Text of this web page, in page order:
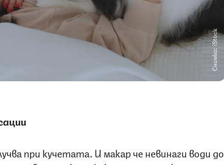
Снимка: iStock
при кучетата. И макар че невинаги води до